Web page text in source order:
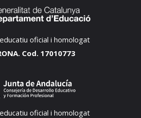
oficial i homologat
Cod. 17010773
oficial i homologat